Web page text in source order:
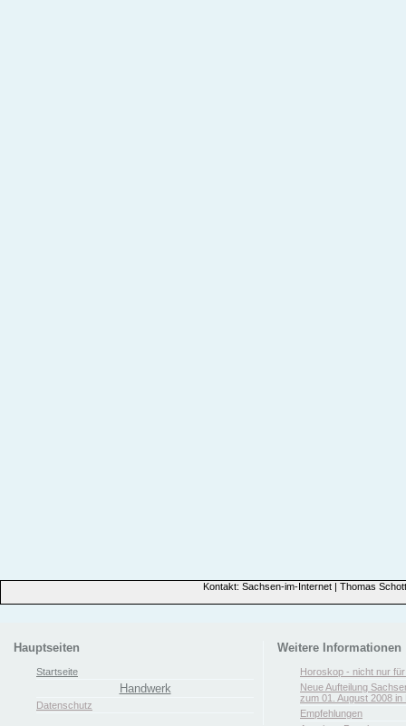
Kontakt: Sachsen-im-Internet | Thomas
Hauptseiten
Startseite
Handwerk
Datenschutz
Weitere Informationen
Horoskop - nicht nur
Neue Aufteilung
zum 01. August 2008 in
Empfehlungen